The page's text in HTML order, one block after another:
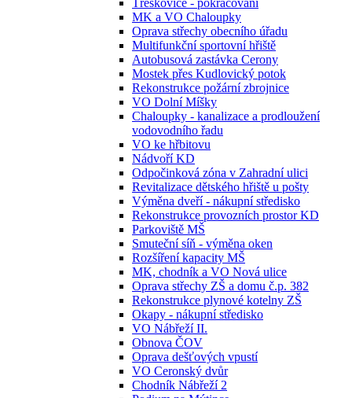
Třeskovice - pokračování
MK a VO Chaloupky
Oprava střechy obecního úřadu
Multifunkční sportovní hřiště
Autobusová zastávka Cerony
Mostek přes Kudlovický potok
Rekonstrukce požární zbrojnice
VO Dolní Míšky
Chaloupky - kanalizace a prodloužení
vodovodního řadu
VO ke hřbitovu
Nádvoří KD
Odpočinková zóna v Zahradní ulici
Revitalizace dětského hřiště u pošty
Výměna dveří - nákupní středisko
Rekonstrukce provozních prostor KD
Parkoviště MŠ
Smuteční síň - výměna oken
Rozšíření kapacity MŠ
MK, chodník a VO Nová ulice
Oprava střechy ZŠ a domu č.p. 382
Rekonstrukce plynové kotelny ZŠ
Okapy - nákupní středisko
VO Nábřeží II.
Obnova ČOV
Oprava dešťových vpustí
VO Ceronský dvůr
Chodník Nábřeží 2